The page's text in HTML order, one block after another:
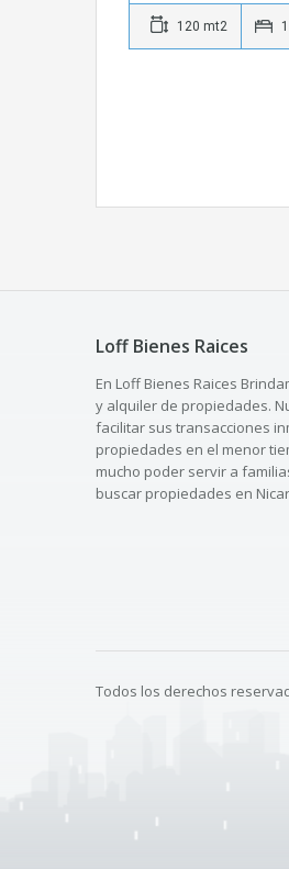
120 mt2
Loff Bienes Raices
En Loff Bienes Raices
y alquiler de propiedades.
facilitar sus transacciones
propiedades en el menor
mucho poder servir a
buscar propiedades en
Todos los derechos